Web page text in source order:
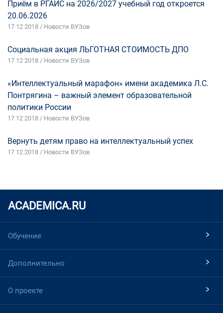
Приём в РГАИС на 2026/2027 учебный год откроется
20.06.2026
17 12 2018 / Новости ВУЗов
Социальная акция ЛЬГОТНАЯ СТОИМОСТЬ ДПО
17 12 2018 / Новости ВУЗов
«Интеллектуальный марафон» имени академика Л.С.
Понтрягина – важный элемент образовательной
политики России
17 12 2018 / Новости ВУЗов
Вернуть детям право на интеллектуальный успех
17 12 2018 / Новости ВУЗов
ACADEMICA.RU
Обучение
Дополнительно
О проекте